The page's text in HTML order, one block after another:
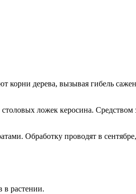
корни дерева, вызывая гибель
ложек керосина.
Обработку проводят в
в растении.